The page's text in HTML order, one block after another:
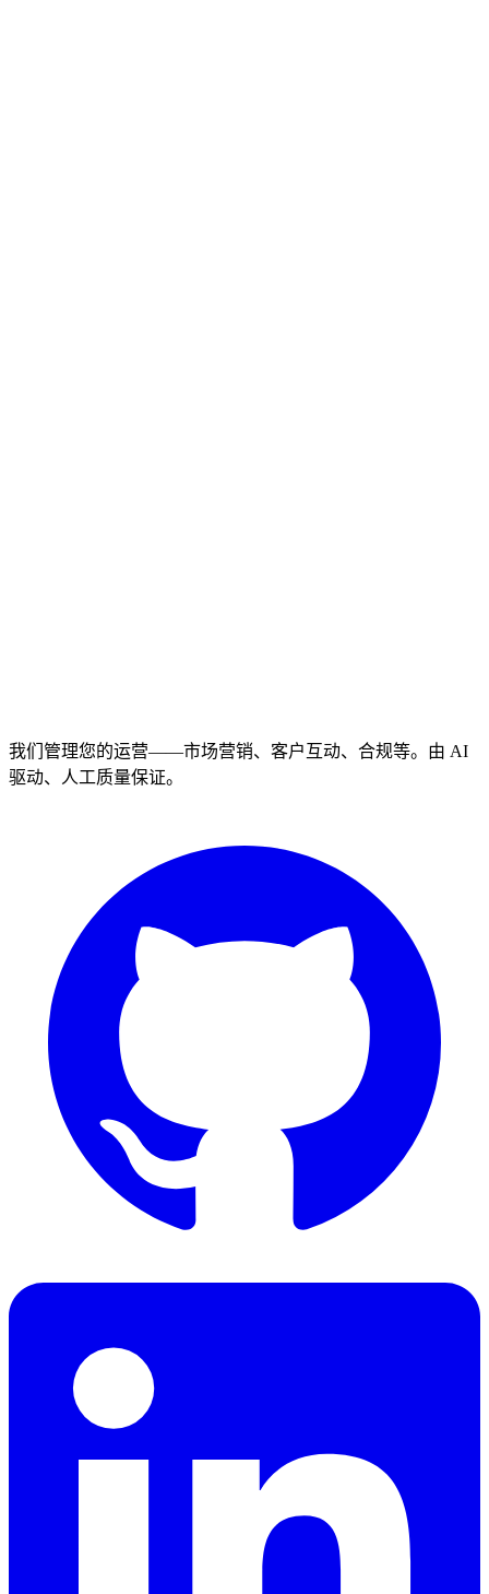
我们管理您的运营——市场营销、客户互动、合规等。由 AI
驱动、人工质量保证。